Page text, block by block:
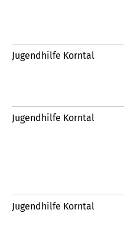
Jugendhilfe Korntal
Jugendhilfe Korntal
Jugendhilfe Korntal